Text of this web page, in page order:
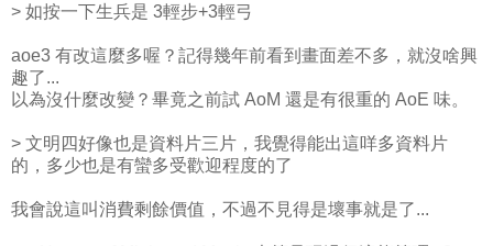
> 如按一下生兵是 3輕步+3輕弓
aoe3 有改這麼多喔？記得幾年前看到畫面差不多，就沒啥興
趣了...
以為沒什麼改變？畢竟之前試 AoM 還是有很重的 AoE 味。
> 文明四好像也是資料片三片，我覺得能出這咩多資料片
的，多少也是有蠻多受歡迎程度的了
我會說這叫消費剩餘價值，不過不見得是壞事就是了...